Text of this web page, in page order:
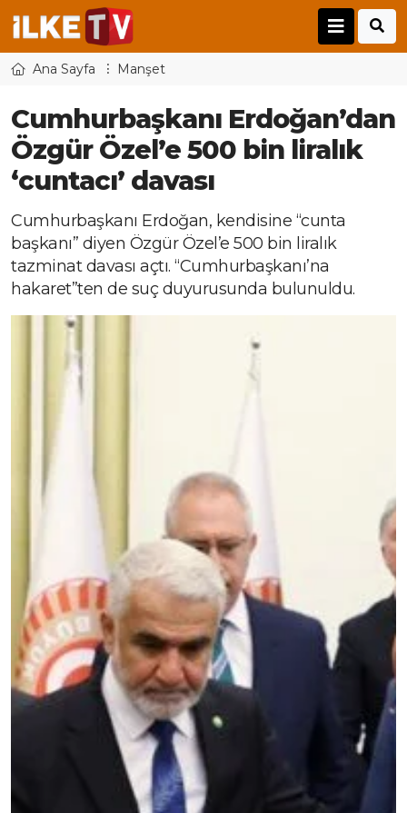
Ana Sayfa Manşet
Cumhurbaşkanı Erdoğan’dan
Özgür Özel’e 500 bin liralık
‘cuntacı’ davası
Cumhurbaşkanı Erdoğan, kendisine “cunta
başkanı” diyen Özgür Özel’e 500 bin liralık
tazminat davası açtı. “Cumhurbaşkanı’na
hakaret”ten de suç duyurusunda bulunuldu.